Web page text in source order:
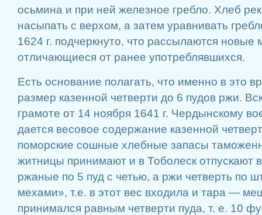
осьмина и при ней железное гребло. Хлеб
насыпать с верхом, а затем уравнивать
1624 г. подчеркнуто, что рассылаются новые
отличающиеся от ранее употреблявшихся.
Есть основание полагать, что именно в это
размер казенной четверти до 6 пудов ржи.
грамоте от 14 ноября 1641 г. Чердынскому
дается весовое содержание казенной
поморские сошные хлебные запасы
житницы принимают и в Тоболеск отпускают
ржаные по 5 пуд с четью, а ржи четверть по
мехами», т.е. в этот вес входила и тара —
принимался равным четверти пуда, т. е. 10